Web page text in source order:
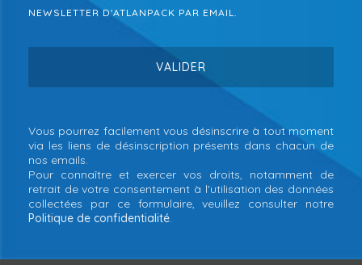
NEWSLETTER D'ATLANPACK PAR EMAIL.
Vous pourrez facilement vous désinscrire à tout moment
via les liens de désinscription présents dans chacun de
nos emails.
Pour connaître et exercer vos droits, notamment de
retrait de votre consentement à l'utilisation des données
collectées par ce formulaire, veuillez consulter notre
Politique de confidentialité.